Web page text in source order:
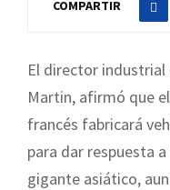
COMPARTIR
El director industrial
Martin, afirmó que
francés fabricará
para dar respuesta
gigante asiático,